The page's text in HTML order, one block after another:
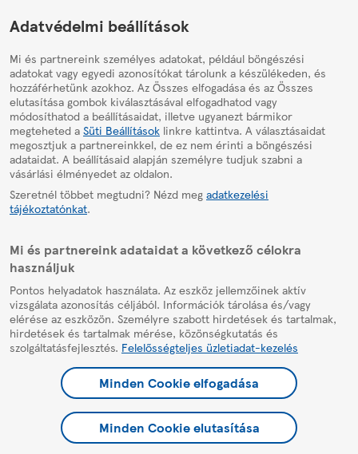
HelpPage
Adatvédelmi beállítások
Mi és partnereink személyes adatokat, például böngészési
adatokat vagy egyedi azonosítókat tárolunk a készülékeden, és
hozzáférhetünk azokhoz. Az Összes elfogadása és az Összes
elutasítása gombok kiválasztásával elfogadhatod vagy
módosíthatod a beállításaidat, illetve ugyanezt bármikor
megteheted a Süti Beállítások linkre kattintva. A választásaidat
megosztjuk a partnereinkkel, de ez nem érinti a böngészési
adataidat. A beállításaid alapján személyre tudjuk szabni a
vásárlási élményedet az oldalon.
Szeretnél többet megtudni? Nézd meg adatkezelési
tájékoztatónkat.
Mi és partnereink adataidat a következő célokra
használjuk
Pontos helyadatok használata. Az eszköz jellemzőinek aktív
vizsgálata azonosítás céljából. Információk tárolása és/vagy
elérése az eszközön. Személyre szabott hirdetések és tartalmak,
hirdetések és tartalmak mérése, közönségkutatás és
szolgáltatásfejlesztés. Felelősségteljes üzletiadat-kezelés
Minden Cookie elfogadása
Minden Cookie elutasítása